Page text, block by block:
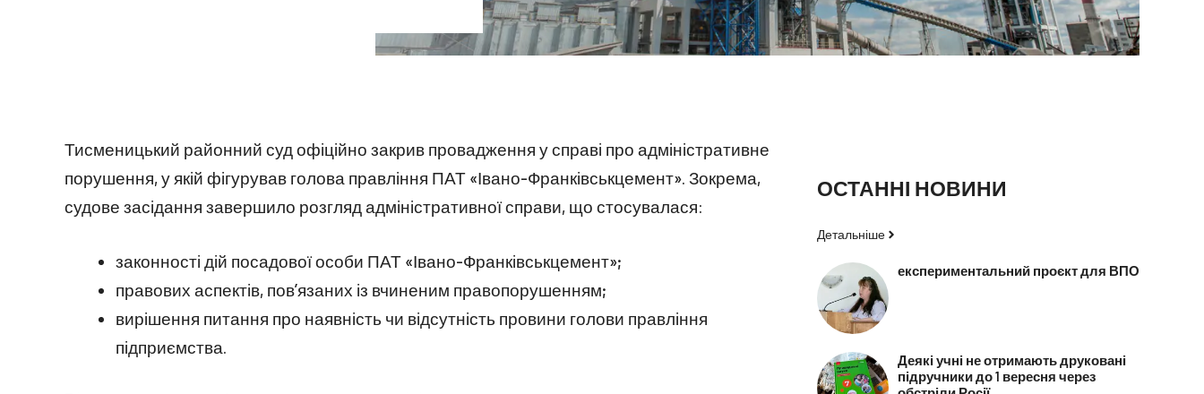
Тисменицький районний суд офіційно закрив провадження у справі про адміністративне
порушення, у якій фігурував голова правління ПАТ «Івано-Франківськцемент». Зокрема,
судове засідання завершило розгляд адміністративної справи, що стосувалася:
законності дій посадової особи ПАТ «Івано-Франківськцемент»;
правових аспектів, пов’язаних із вчиненим правопорушенням;
вирішення питання про наявність чи відсутність провини голови правління
підприємства.
ОСТАННІ НОВИНИ
Детальніше
експериментальний проєкт для ВПО
Деякі учні не отримають друковані
підручники до 1 вересня через